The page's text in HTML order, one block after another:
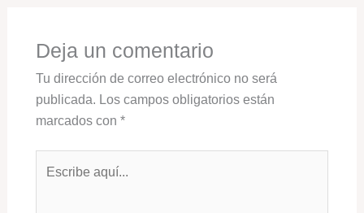
Deja un comentario
Tu dirección de correo electrónico no será
publicada. Los campos obligatorios están
marcados con *
aquí...